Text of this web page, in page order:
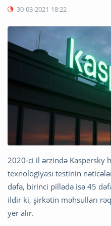
30-03-2021 18:22
2020-ci il ərzində Kaspersky
texnologiyası testinin
dəfə, birinci pillədə isə 45
ildir ki, şirkətin məhsulları
yer alır.